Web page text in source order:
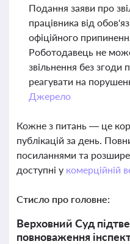
Подання заяви про
працівника від
офіційного
Роботодавець не
звільнення без згоди
реагувати на
Джерело
Кожне з питань — це
публікацій за день.
посиланнями та
доступні у комерційній
Стисло про головне:
Верховний Суд
повноваження